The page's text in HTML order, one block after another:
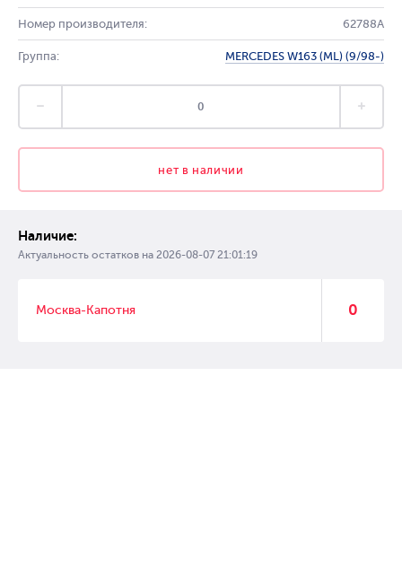
Номер производителя: 62788A
Группа: MERCEDES W163 (ML) (9/98-)
нет в наличии
Наличие:
Актуальность остатков на 2026-08-07 21:01:19
Москва-Капотня 0